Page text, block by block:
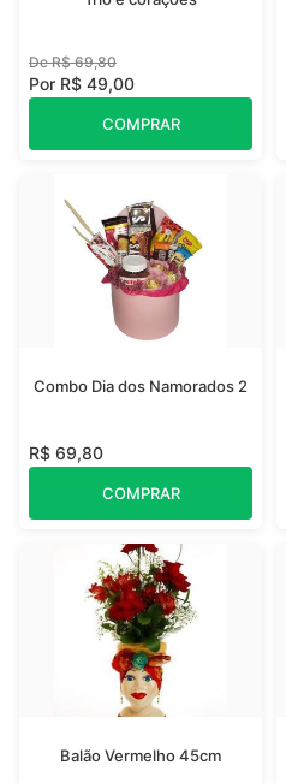
De R$ 69,80
Por R$ 49,00
COMPRAR
Combo Dia dos Namorados 2
R$ 69,80
COMPRAR
Balão Vermelho 45cm